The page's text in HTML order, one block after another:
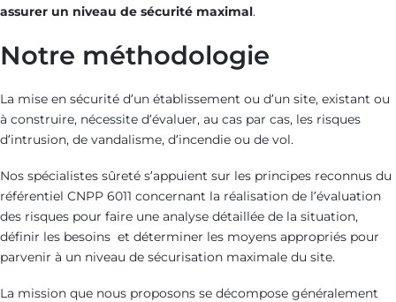
assurer un niveau de sécurité maximal.
Notre méthodologie
La mise en sécurité d’un établissement ou d’un site, existant ou
à construire, nécessite d’évaluer, au cas par cas, les risques
d’intrusion, de vandalisme, d’incendie ou de vol.
Nos spécialistes sûreté s’appuient sur les principes reconnus du
référentiel CNPP 6011 concernant la réalisation de l’évaluation
des risques pour faire une analyse détaillée de la situation,
définir les besoins et déterminer les moyens appropriés pour
parvenir à un niveau de sécurisation maximale du site.
La mission que nous proposons se décompose généralement